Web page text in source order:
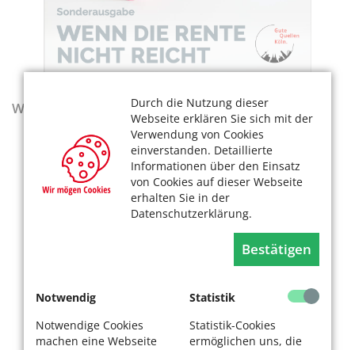
Durch die Nutzung dieser
Webseite erklären Sie sich mit der
Verwendung von Cookies
einverstanden. Detaillierte
Informationen über den Einsatz
von Cookies auf dieser Webseite
erhalten Sie in der
Datenschutzerklärung.
Bestätigen
Notwendig
Notwendige Cookies
machen eine Webseite
Statistik
Statistik-Cookies
ermöglichen uns, die
Wegweiser - Aktualisierte Ausgabe 2025–2027